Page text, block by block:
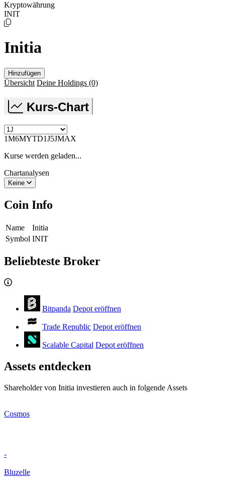
Kryptowährung
INIT
Initia
Hinzufügen
Übersicht Deine Holdings (0)
Kurs-Chart
1M6MYTD1J5JMAX
Kurse werden geladen...
Chartanalysen
Keine
Coin Info
Name
Initia
Symbol INIT
Beliebteste Broker
Bitpanda Depot eröffnen
Trade Republic Depot eröffnen
Scalable Capital Depot eröffnen
Assets entdecken
Shareholder von Initia investieren auch in folgende Assets
Cosmos
-
Bluzelle